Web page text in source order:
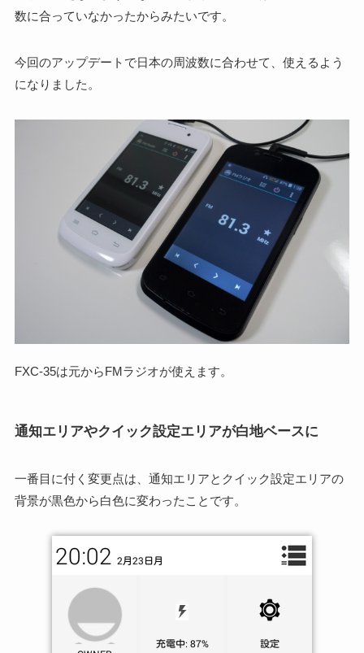
数に合っていなかったからみたいです。
今回のアップデートで日本の周波数に合わせて、使えるよう
になりました。
FXC-35は元からFMラジオが使えます。
通知エリアやクイック設定エリアが白地ベースに
一番目に付く変更点は、通知エリアとクイック設定エリアの
背景が黒色から白色に変わったことです。